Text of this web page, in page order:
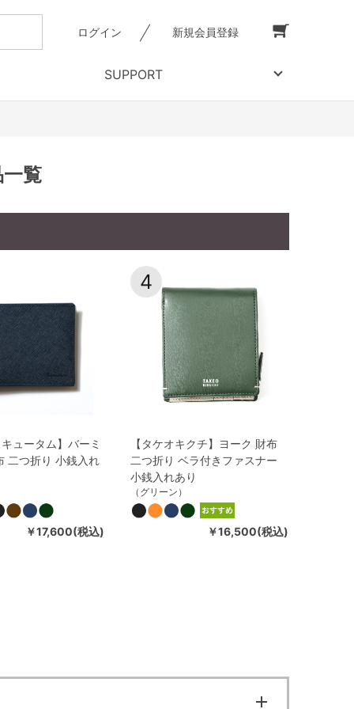
ログイン 新規会員登録
SUPPORT
覧
ュータム】バーミ
二つ折り 小銭入れ
￥17,600(税込)
4
【タケオキクチ】ヨーク 財布
二つ折り ベラ付きファスナー
小銭入れあり
（グリーン）
￥16,500(税込)